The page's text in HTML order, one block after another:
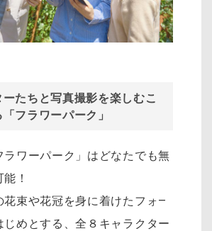
たちと写真撮影を楽しむこ
フラワーパーク」
ラワーパーク」はどなたでも無
！
花束や花冠を身に着けたフォ―
じめとする、全８キャラクター